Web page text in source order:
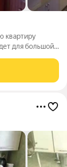
квартиру
для большой
всё